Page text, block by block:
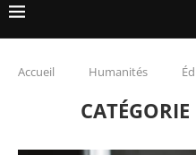
Accueil Humanités
CATÉGORIE